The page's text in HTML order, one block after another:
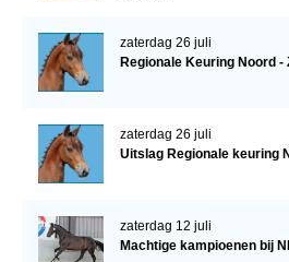
zaterdag 26 juli
Regionale Keuring Noord -
zaterdag 26 juli
Uitslag Regionale keuring
zaterdag 12 juli
Machtige kampioenen bij